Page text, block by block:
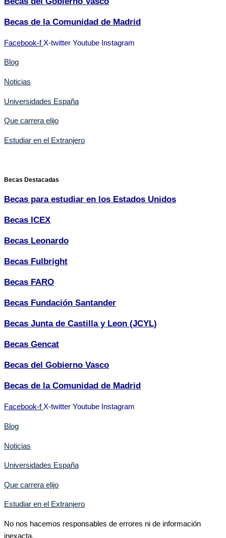
Becas de la Comunidad de Madrid
Facebook-f X-twitter Youtube Instagram
Blog
Noticias
Universidades España
Que carrera elijo
Estudiar en el Extranjero
Becas Destacadas
Becas para estudiar en los Estados Unidos
Becas ICEX
Becas Leonardo
Becas Fulbright
Becas FARO
Becas Fundación Santander
Becas Junta de Castilla y Leon (JCYL)
Becas Gencat
Becas del Gobierno Vasco
Becas de la Comunidad de Madrid
Facebook-f X-twitter Youtube Instagram
Blog
Noticias
Universidades España
Que carrera elijo
Estudiar en el Extranjero
No nos hacemos responsables de errores ni de información
inexacta.